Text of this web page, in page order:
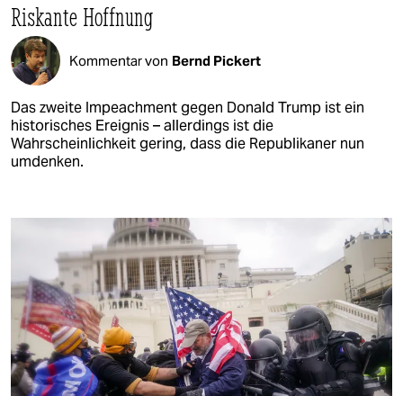
Riskante Hoffnung
Kommentar von Bernd Pickert
Das zweite Impeachment gegen Donald Trump ist ein
historisches Ereignis – allerdings ist die
Wahrscheinlichkeit gering, dass die Republikaner nun
umdenken.